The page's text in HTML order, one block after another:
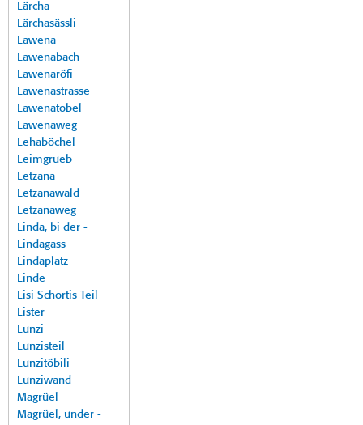
Lärcha
Lärchasässli
Lawena
Lawenabach
Lawenaröfi
Lawenastrasse
Lawenatobel
Lawenaweg
Lehaböchel
Leimgrueb
Letzana
Letzanawald
Letzanaweg
Linda, bi der -
Lindagass
Lindaplatz
Linde
Lisi Schortis Teil
Lister
Lunzi
Lunzisteil
Lunzitöbili
Lunziwand
Magrüel
Magrüel, under -